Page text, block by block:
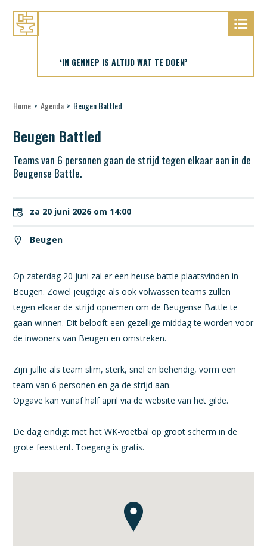
‘IN GENNEP IS ALTIJD WAT TE DOEN’
Home > Agenda > Beugen Battled
Beugen Battled
Teams van 6 personen gaan de strijd tegen elkaar aan in de
Beugense Battle.
za 20 juni 2026 om 14:00
Beugen
Op zaterdag 20 juni zal er een heuse battle plaatsvinden in
Beugen. Zowel jeugdige als ook volwassen teams zullen
tegen elkaar de strijd opnemen om de Beugense Battle te
gaan winnen. Dit belooft een gezellige middag te worden voor
de inwoners van Beugen en omstreken.
Zijn jullie als team slim, sterk, snel en behendig, vorm een
team van 6 personen en ga de strijd aan.
Opgave kan vanaf half april via de website van het gilde.
De dag eindigt met het WK-voetbal op groot scherm in de
grote feesttent. Toegang is gratis.